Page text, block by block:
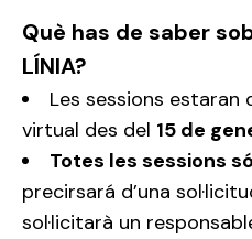
Què has de saber
LÍNIA?
Les sessions estaran
virtual des del 15 de
Totes les sessions
precirsará d’una
sol·licitarà un